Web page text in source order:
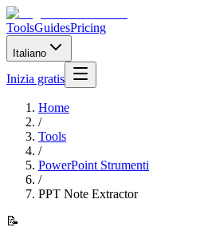
ToolsGuidesPricing
Italiano
Inizia gratis
Home
/
Tools
/
PowerPoint Strumenti
/
PPT Note Extractor
📝